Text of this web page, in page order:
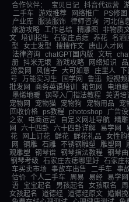
合作伙伴： 宝贝日记 抖音代运营
二手车
游戏推荐 网络推广 PS修图
产业库
服装服饰 律师咨询 河北信
旅游攻略
工作总结 精雕图 非物质
文 培训招生 石家庄点痣 养花 名酒
型
女士发型 搜搜作文 唐山人才网
法律咨询 chatGPT国内版 文玩
册
抖米无垠 游戏攻略 网络知识
游爱网
风信子 大可如意 庄里人 下
号
万能实习生 国学网 鲁迅 短视频
批发网
商务英语培训 箱包网 电地暖
墨烯地暖 钢琴入门指法教程 英语培
宠物网
宠物猫 宠物狗 宠物用品 宠
回收价格
ps教程 photoshop 广告
之家
电商运营 自定义网址导航 精雕
网
六十四卦 六十四卦详解 易学网
花
网上订花 鲜花 鲜花礼品 女性购
网
铜雕 石雕 不锈钢雕塑 雕塑网
观雕塑
钢琴谱 钢琴指法教程 钢琴曲
钢琴考级
石家庄去痣哪里好 石家庄
车买卖市场
事故车出售 二手车 事
估价 个人二手车 周易 易经 易学网
语
宝宝起名 男孩起名 女孩取名
女孩起名
道德经 道德经原文 婚姻